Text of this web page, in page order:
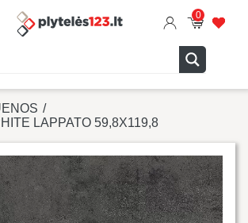
0
/
LAPPATO 59,8X119,8